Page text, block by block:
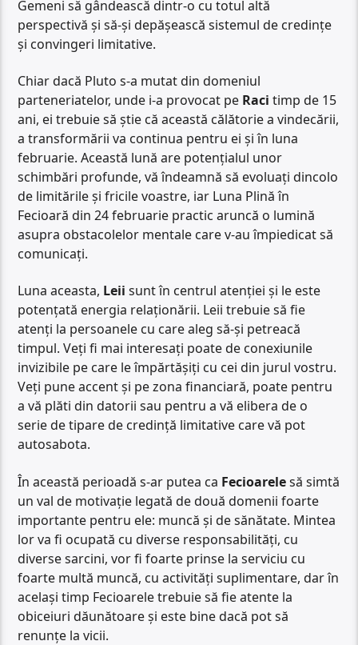
Gemeni să gândească dintr-o cu totul altă
perspectivă și să-și depășească sistemul de credințe
și convingeri limitative.
Chiar dacă Pluto s-a mutat din domeniul
parteneriatelor, unde i-a provocat pe Raci timp de 15
ani, ei trebuie să știe că această călătorie a vindecării,
a transformării va continua pentru ei și în luna
februarie. Această lună are potențialul unor
schimbări profunde, vă îndeamnă să evoluați dincolo
de limitările și fricile voastre, iar Luna Plină în
Fecioară din 24 februarie practic aruncă o lumină
asupra obstacolelor mentale care v-au împiedicat să
comunicați.
Luna aceasta, Leii sunt în centrul atenției și le este
potențată energia relaționării. Leii trebuie să fie
atenți la persoanele cu care aleg să-și petreacă
timpul. Veți fi mai interesați poate de conexiunile
invizibile pe care le împărtășiți cu cei din jurul vostru.
Veți pune accent și pe zona financiară, poate pentru
a vă plăti din datorii sau pentru a vă elibera de o
serie de tipare de credință limitative care vă pot
autosabota.
În această perioadă s-ar putea ca Fecioarelesă simtă
un val de motivație legată de două domenii foarte
importante pentru ele: muncă și de sănătate. Mintea
lor va fi ocupată cu diverse responsabilități, cu
diverse sarcini, vor fi foarte prinse la serviciu cu
foarte multă muncă, cu activități suplimentare, dar în
același timp Fecioarele trebuie să fie atente la
obiceiuri dăunătoare și este bine dacă pot să
renunțe la vicii.